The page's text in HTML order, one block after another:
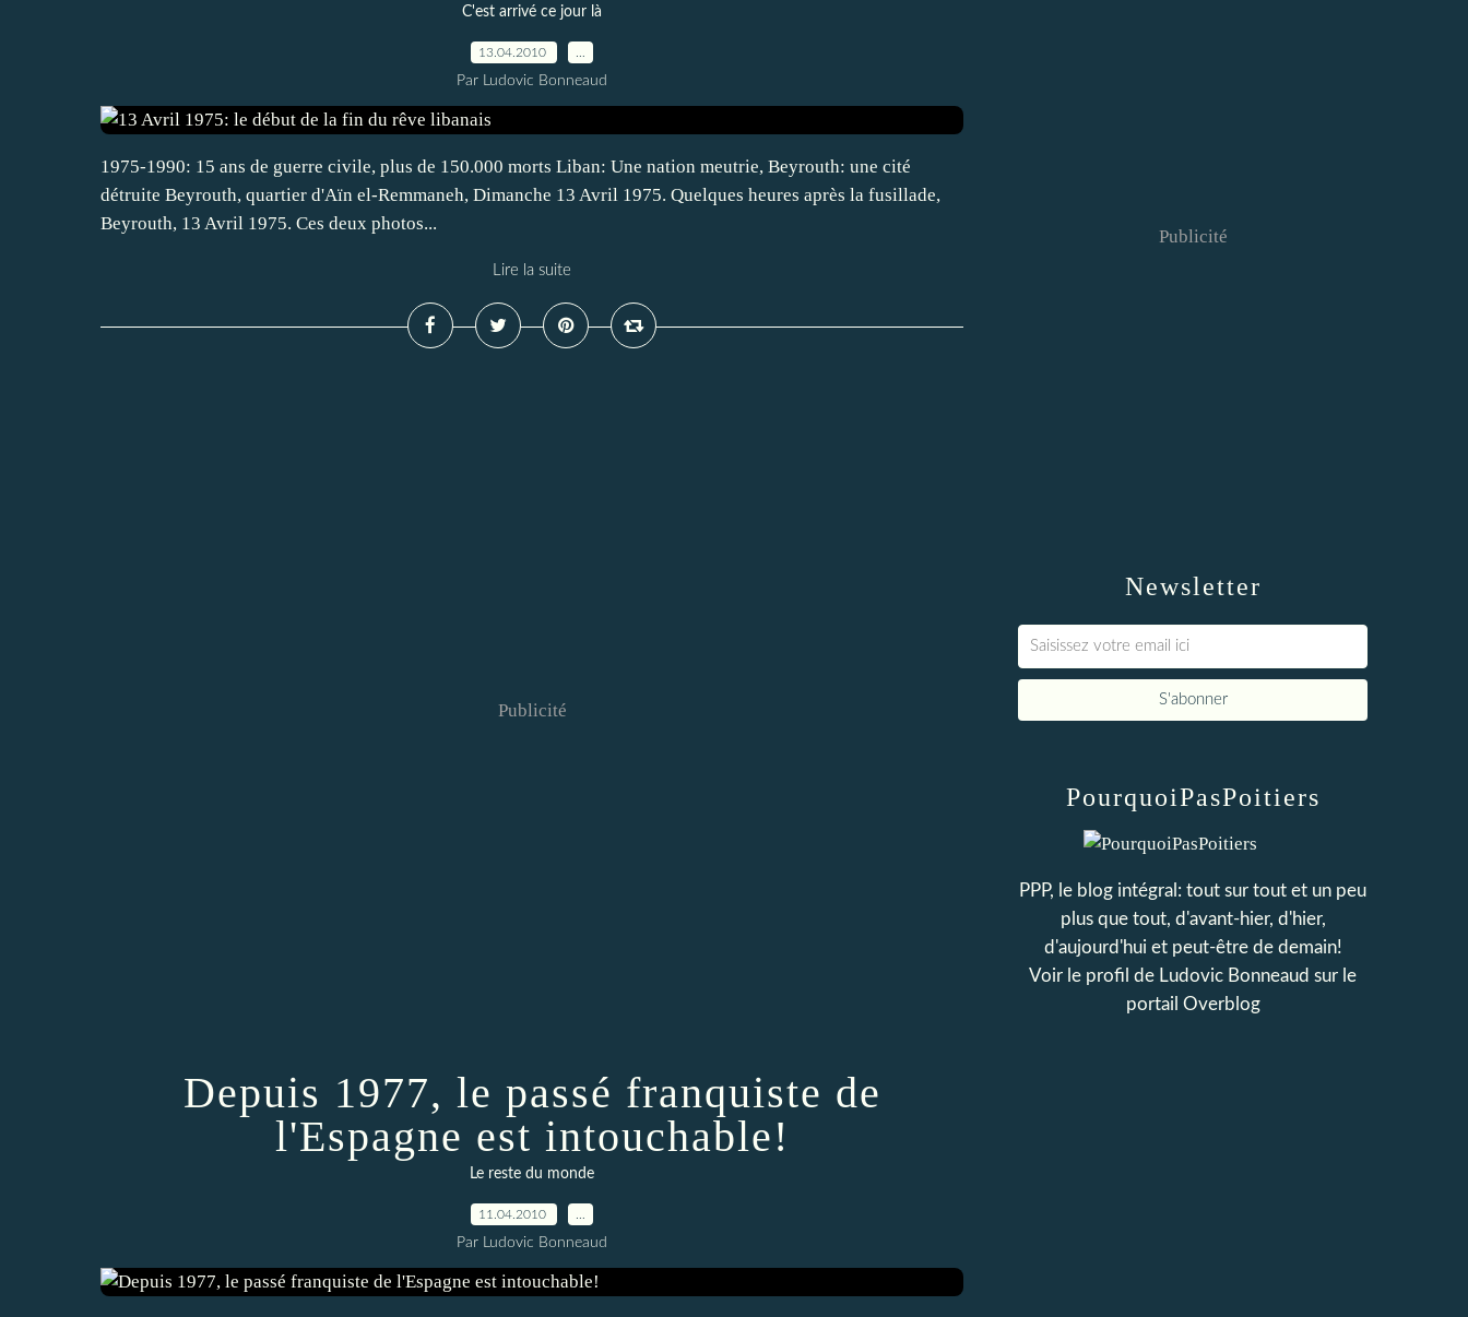
C'est arrivé ce jour là
13.04.2010
Par Ludovic Bonneaud
1975-1990: 15 ans de guerre civile, plus de 150.000 morts Liban: Une nation meutrie, Beyrouth: une cité
détruite Beyrouth, quartier d'Aïn el-Remmaneh, Dimanche 13 Avril 1975. Quelques heures après la fusillade,
Beyrouth, 13 Avril 1975. Ces deux photos...
Lire la suite
Publicité
Depuis 1977, le passé franquiste de
l'Espagne est intouchable!
Le reste du monde
11.04.2010
Par Ludovic Bonneaud
Newsletter
Publicité
PourquoiPasPoitiers
PPP, le blog intégral: tout sur tout et un peu
plus que tout, d'avant-hier, d'hier,
d'aujourd'hui et peut-être de demain!
Voir le profil de Ludovic Bonneaud sur le
portail Overblog